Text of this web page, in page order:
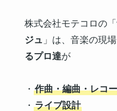
株式会社モテコロの「
ジュ 」は、音楽の現
るプロ達が
・ 作曲・編曲・レコ
・ ライブ設計